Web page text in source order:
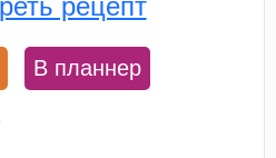
В планнер